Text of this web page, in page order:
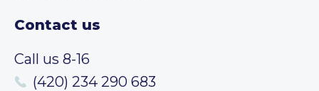
Contact us
Call us 8-16
(420) 234 290 683